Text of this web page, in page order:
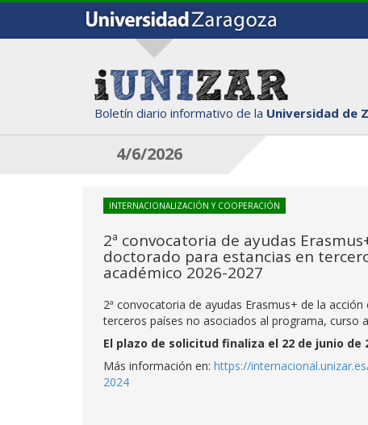
Boletín diario informativo de la Universidad de
4/6/2026
INTERNACIONALIZACIÓN Y COOPERACIÓN
2ª convocatoria de ayudas
doctorado para estancias en
académico 2026-2027
2ª convocatoria de ayudas Erasmus+ de la
terceros países no asociados al programa, curso
El plazo de solicitud finaliza el 22 de junio de
Más información en: https://
2024